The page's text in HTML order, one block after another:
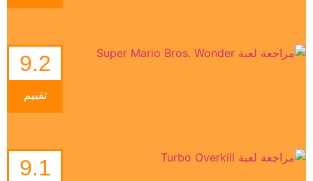
9.2
تقييم
9.1